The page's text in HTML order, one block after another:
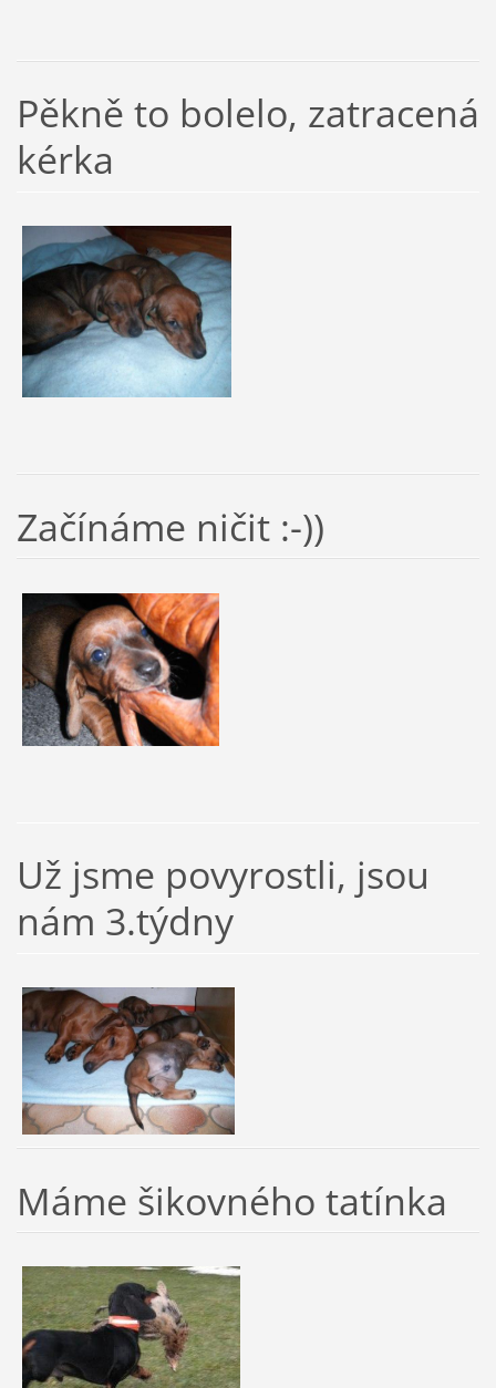
Pěkně to bolelo, zatracená
kérka
Začínáme ničit :-))
Už jsme povyrostli, jsou
nám 3.týdny
Máme šikovného tatínka